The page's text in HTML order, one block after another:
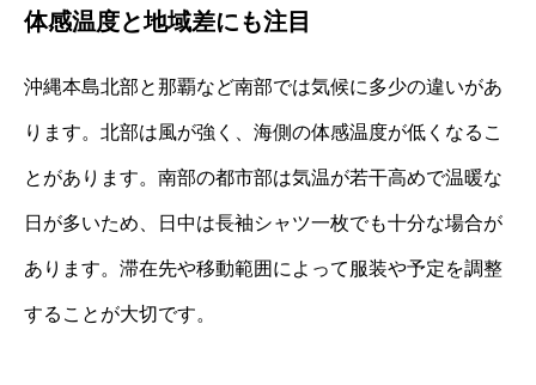
体感温度と地域差にも注目
沖縄本島北部と那覇など南部では気候に多少の違いがあ
ります。北部は風が強く、海側の体感温度が低くなるこ
とがあります。南部の都市部は気温が若干高めで温暖な
日が多いため、日中は長袖シャツ一枚でも十分な場合が
あります。滞在先や移動範囲によって服装や予定を調整
することが大切です。